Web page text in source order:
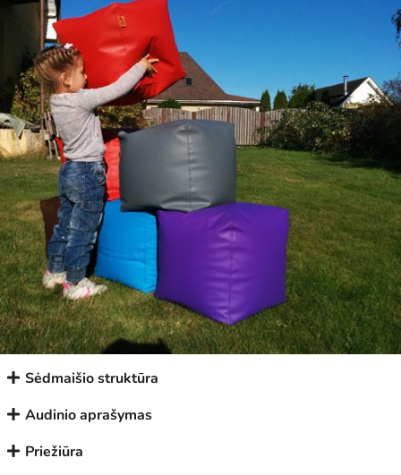
Sėdmaišio struktūra
Audinio aprašymas
Priežiūra